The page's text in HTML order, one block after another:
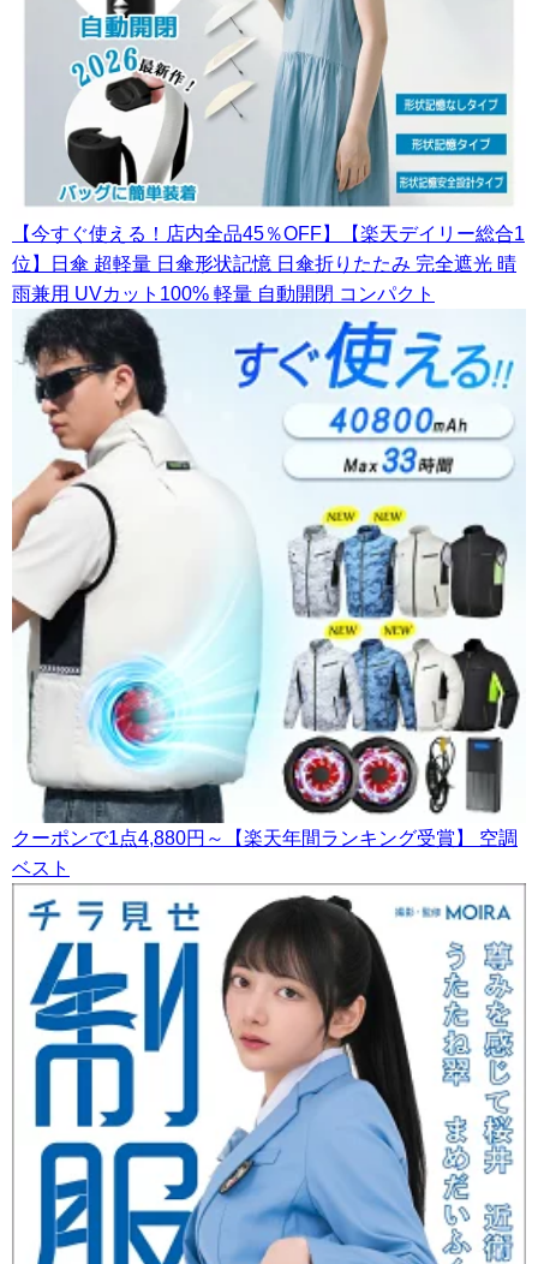
【今すぐ使える！店内全品45％OFF】【楽天デイリー総合1
位】日傘 超軽量 日傘形状記憶 日傘折りたたみ 完全遮光 晴
雨兼用 UVカット100% 軽量 自動開閉 コンパクト
クーポンで1点4,880円～【楽天年間ランキング受賞】 空調
ベスト